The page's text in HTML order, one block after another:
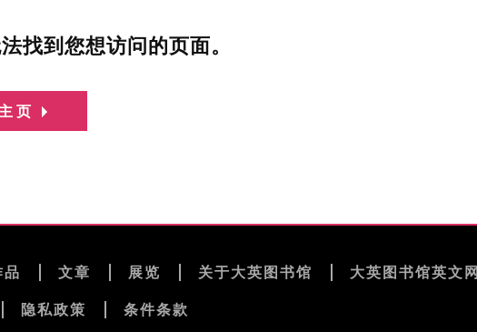
找到您想访问的页面。
页
品 文章 展览 关于大英图书馆 大英图书馆英文网
隐私政策 条件条款